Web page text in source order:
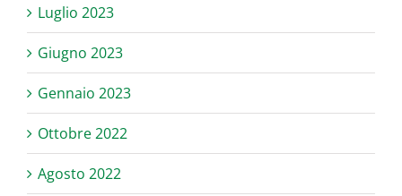
Luglio 2023
Giugno 2023
Gennaio 2023
Ottobre 2022
Agosto 2022